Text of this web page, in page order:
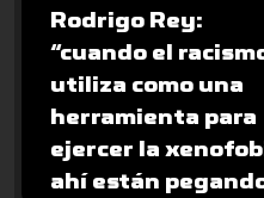
Rodrigo Rey:
“cuando el
utiliza como una
herramienta para
ejercer la
ahí están